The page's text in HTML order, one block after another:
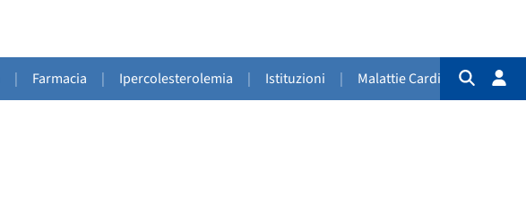
| Farmacia | Ipercolesterolemia | Istituzioni | Malattie Cardiovascolari